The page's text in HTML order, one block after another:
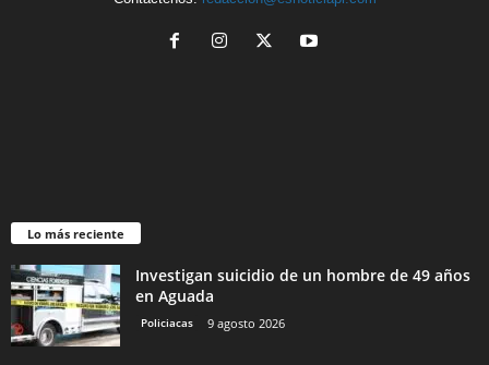
Lo más reciente
Investigan suicidio de un hombre de 49 años
en Aguada
Policiacas 9 agosto 2026